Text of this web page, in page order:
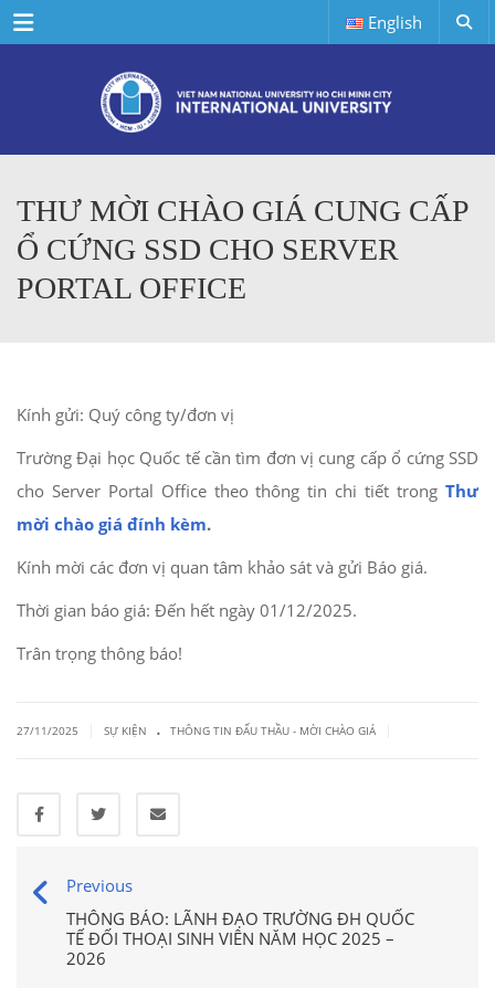
Menu English
THƯ MỜI CHÀO GIÁ CUNG CẤP
Ổ CỨNG SSD CHO SERVER
PORTAL OFFICE
Kính gửi: Quý công ty/đơn vị
Trường Đại học Quốc tế cần tìm đơn vị cung cấp ổ cứng SSD
cho Server Portal Office theo thông tin chi tiết trong Thư
mời chào giá đính kèm.
Kính mời các đơn vị quan tâm khảo sát và gửi Báo giá.
Thời gian báo giá: Đến hết ngày 01/12/2025.
Trân trọng thông báo!
27/11/2025 SỰ KIỆN . THÔNG TIN ĐẤU THẦU - MỜI CHÀO GIÁ
Previous
THÔNG BÁO: LÃNH ĐẠO TRƯỜNG ĐH QUỐC
TẾ ĐỐI THOẠI SINH VIÊN NĂM HỌC 2025 –
2026